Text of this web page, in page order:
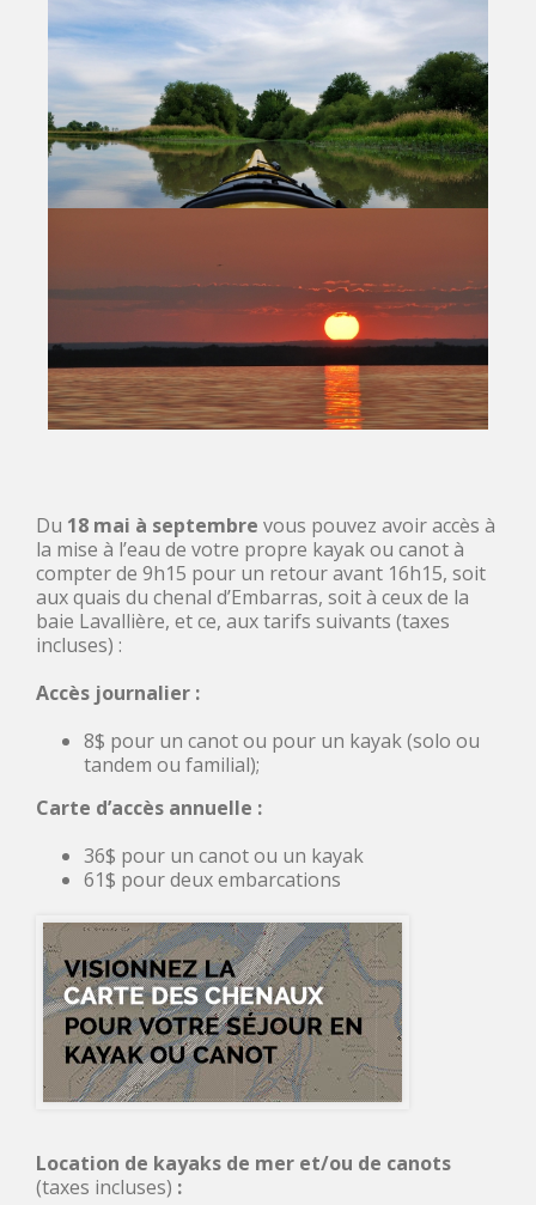
Du 18 mai à septembre vous pouvez avoir accès à
la mise à l’eau de votre propre kayak ou canot à
compter de 9h15 pour un retour avant 16h15, soit
aux quais du chenal d’Embarras, soit à ceux de la
baie Lavallière, et ce, aux tarifs suivants (taxes
incluses) :
Accès journalier :
8$ pour un canot ou pour un kayak (solo ou
tandem ou familial);
Carte d’accès annuelle :
36$ pour un canot ou un kayak
61$ pour deux embarcations
Location de kayaks de mer et/ou de canots
(taxes incluses) :